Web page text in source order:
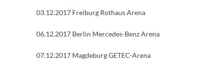
03.12.2017 Freiburg Rothaus Arena
06.12.2017 Berlin Mercedes-Benz Arena
07.12.2017 Magdeburg GETEC-Arena